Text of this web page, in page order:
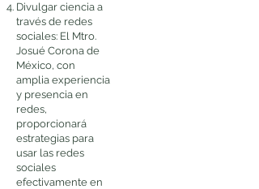
Divulgar ciencia a
través de redes
sociales: El Mtro.
Josué Corona de
México, con
amplia experiencia
y presencia en
redes,
proporcionará
estrategias para
usar las redes
sociales
efectivamente en